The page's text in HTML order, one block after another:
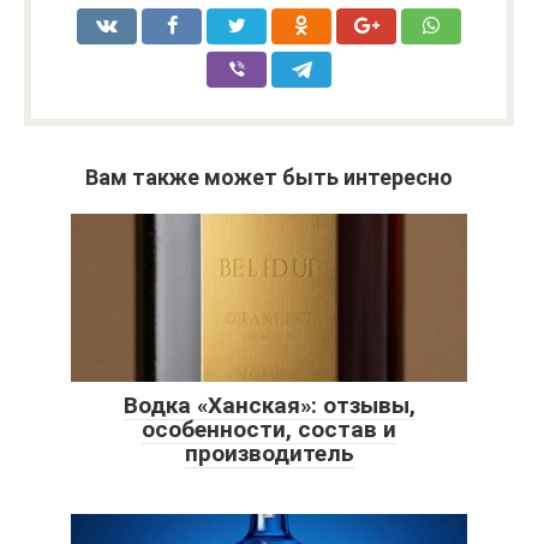
Вам также может быть интересно
Водка «Ханская»: отзывы,
особенности, состав и
производитель